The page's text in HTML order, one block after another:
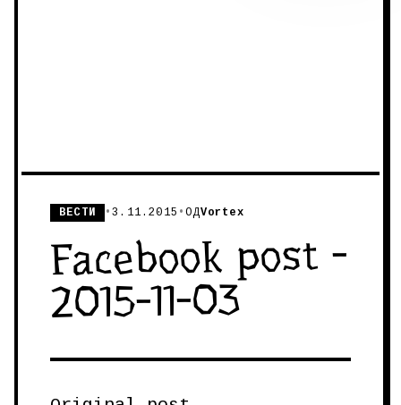
ВЕСТИ •3.11.2015 •ОДVortex
Facebook post -
2015-11-03